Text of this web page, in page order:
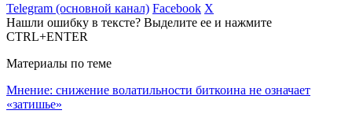
Telegram (основной канал) Facebook X
Нашли ошибку в тексте? Выделите ее и нажмите
CTRL+ENTER
Материалы по теме
Мнение: снижение волатильности биткоина не означает
«затишье»